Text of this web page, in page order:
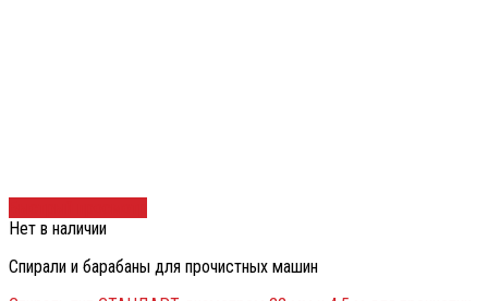
Нет в наличии
Спирали и барабаны для прочистных машин